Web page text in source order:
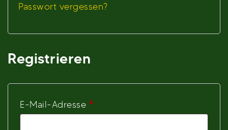
Passwort vergessen?
Registrieren
E-Mail-Adresse *Erforderlich